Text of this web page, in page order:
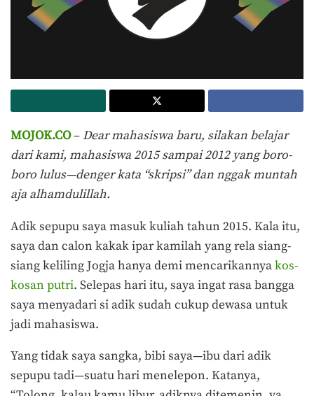
MOJOK.CO– Dear mahasiswa baru, silakan belajar
dari kami, mahasiswa 2015 sampai 2012 yang boro-
boro lulus—denger kata “skripsi” dan nggak muntah
aja alhamdulillah.
Adik sepupu saya masuk kuliah tahun 2015. Kala itu,
saya dan calon kakak ipar kamilah yang rela siang-
siang keliling Jogja hanya demi mencarikannyakos-
kosan putri. Selepas hari itu, saya ingat rasa bangga
saya menyadari si adik sudah cukup dewasa untuk
jadi mahasiswa.
Yang tidak saya sangka, bibi saya—ibu dari adik
sepupu tadi—suatu hari menelepon. Katanya,